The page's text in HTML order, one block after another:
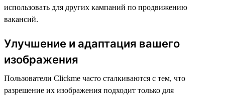
использовать для других кампаний по продвижению
вакансий.
Улучшение и адаптация вашего
изображения
Пользователи Clickme часто сталкиваются с тем, что
разрешение их изображения подходит только для